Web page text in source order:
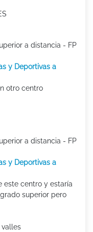
a distancia - FP
y Deportivas a
otro centro
a distancia - FP
y Deportivas a
este centro y estaría
superior pero